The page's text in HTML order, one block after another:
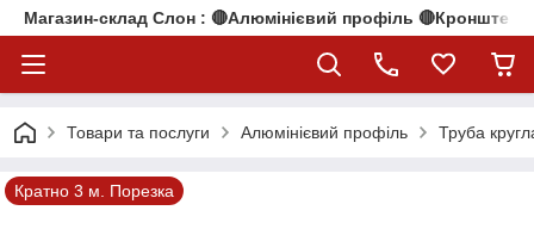
Магазин-склад Слон : 🔴Алюмінієвий профіль
Товари та послуги Алюмінієвий профіль Труба
Кратно 3 м. Порезка